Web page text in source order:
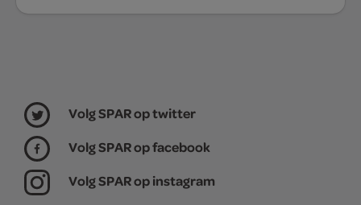
Volg SPAR op twitter
Volg SPAR op facebook
Volg SPAR op instagram